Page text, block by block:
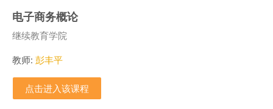
电子商务概论
课程类别
继续教育学院
教师: 彭丰平
点击进入该课程